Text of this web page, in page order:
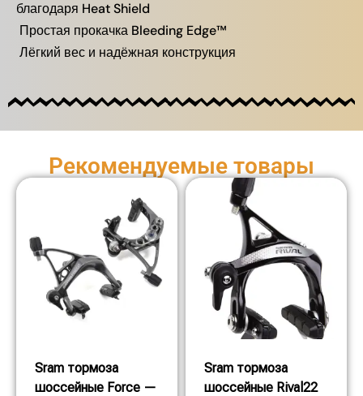
благодаря Heat Shield
Простая прокачка Bleeding Edge™
Лёгкий вес и надёжная конструкция
Рекомендуемые товары
Sram тормоза
шоссейные Force —
Sram тормоза
шоссейные Rival22